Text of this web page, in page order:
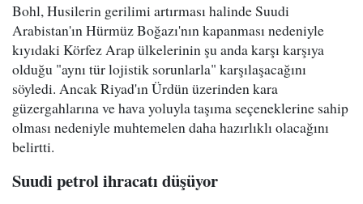
Bohl, Husilerin gerilimi artırması halinde Suudi
Arabistan'ın Hürmüz Boğazı'nın kapanması nedeniyle
kıyıdaki Körfez Arap ülkelerinin şu anda karşı karşıya
olduğu "aynı tür lojistik sorunlarla" karşılaşacağını
söyledi. Ancak Riyad'ın Ürdün üzerinden kara
güzergahlarına ve hava yoluyla taşıma seçeneklerine sahip
olması nedeniyle muhtemelen daha hazırlıklı olacağını
belirtti.
Suudi petrol ihracatı düşüyor